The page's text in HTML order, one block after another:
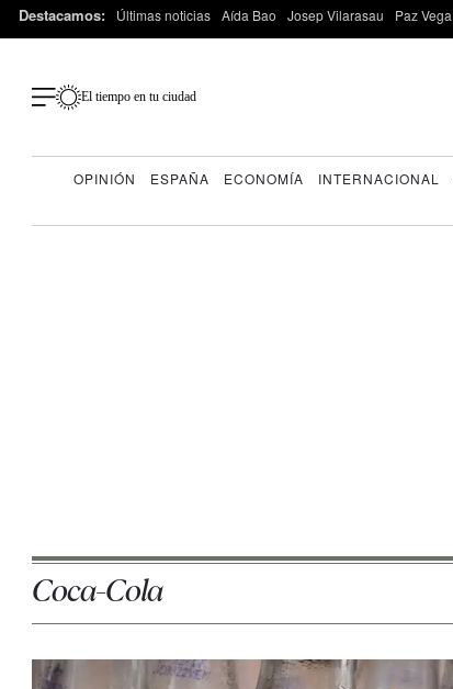
Destacamos: Últimas noticias Aída Bao Josep Vilarasau Paz Vega
El tiempo en tu ciudad
OPINIÓN ESPAÑA ECONOMÍA INTERNACIONAL
Coca-Cola